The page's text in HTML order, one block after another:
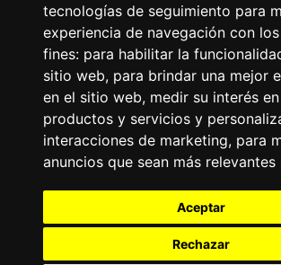
tecnologías de seguimiento para
experiencia de navegación con
fines: para habilitar la
sitio web, para brindar una mejor
en el sitio web, medir su interés
productos y servicios y
interacciones de marketing, para
anuncios que sean más relevantes
Aceptar
Rechazar
Encuéntranos
Contacto
Términos y condiciones
Directorio
Grupo Emisoras Unidas